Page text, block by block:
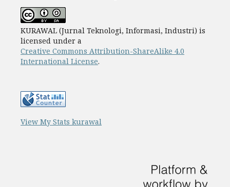
KURAWAL (Jurnal Teknologi, Informasi, Industri) is
licensed under a
Creative Commons Attribution-ShareAlike 4.0
International License.
View My Stats kurawal